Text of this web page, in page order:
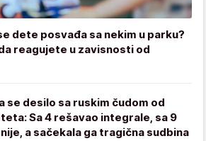
dete posvađa sa nekim u parku?
reagujete u zavisnosti od
se desilo sa ruskim čudom od
Sa 4 rešavao integrale, sa 9
a sačekala ga tragična sudbina